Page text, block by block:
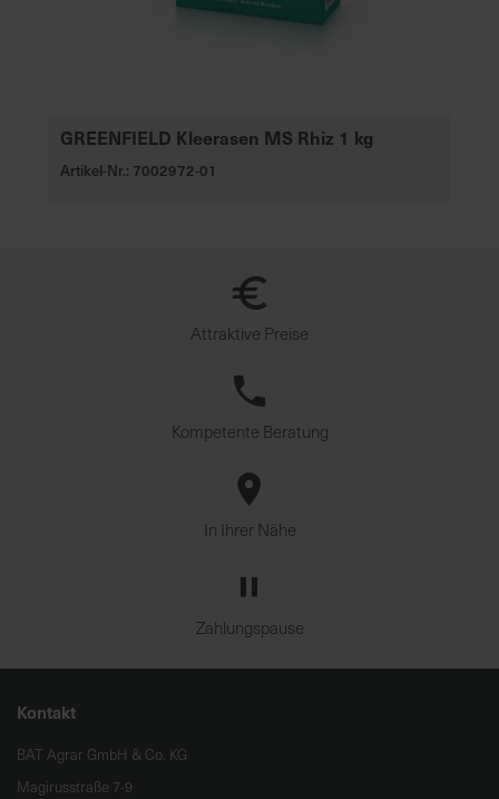
GREENFIELD Kleerasen MS Rhiz 1 kg
Artikel-Nr.: 7002972-01
Attraktive Preise
Kompetente Beratung
In Ihrer Nähe
Zahlungspause
Kontakt
BAT Agrar GmbH & Co. KG
Magirusstraße 7-9